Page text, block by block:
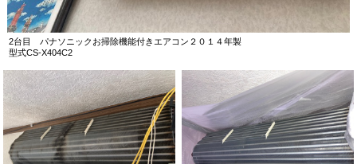
2台目 パナソニックお掃除機能付きエアコン２０１４年製
型式CS-X404C2